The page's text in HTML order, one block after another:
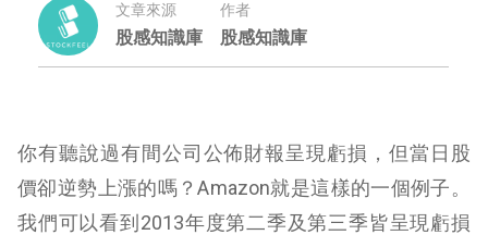
文章來源
股感知識庫
作者
股感知識庫
你有聽說過有間公司公佈財報呈現虧損，但當日股
價卻逆勢上漲的嗎？Amazon就是這樣的一個例子。
我們可以看到2013年度第二季及第三季皆呈現虧損